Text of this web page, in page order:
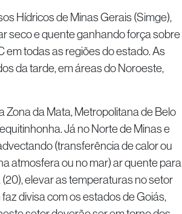
Hídricos de Minas Gerais (Simge),
seco e quente ganhando força sobre
em todas as regiões do estado. As
da tarde, em áreas do Noroeste,
Zona da Mata, Metropolitana de Belo
Já no Norte de Minas e
(transferência de calor ou
atmosfera ou no mar) ar quente para
elevar as temperaturas no setor
divisa com os estados de Goiás,